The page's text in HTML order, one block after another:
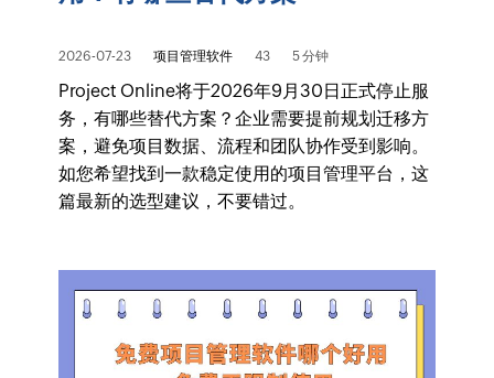
2026-07-23 项目管理软件 43 5 分钟
Project Online将于2026年9月30日正式停止服
务，有哪些替代方案？企业需要提前规划迁移方
案，避免项目数据、流程和团队协作受到影响。
如您希望找到一款稳定使用的项目管理平台，这
篇最新的选型建议，不要错过。